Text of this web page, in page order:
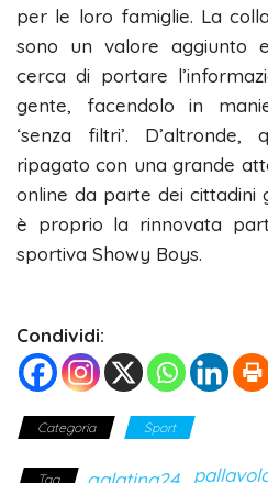
per le loro famiglie. La
sono un valore aggiunto
cerca di portare
gente, facendolo in
‘senza filtri’.
ripagato con una grande
online da parte dei cittadini
è proprio la rinnovata
sportiva Showy Boys.
Condividi:
Categoria Sport
Tag